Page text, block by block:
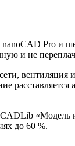
Pro и
не
вентиляция
CADLib
до 60 %.